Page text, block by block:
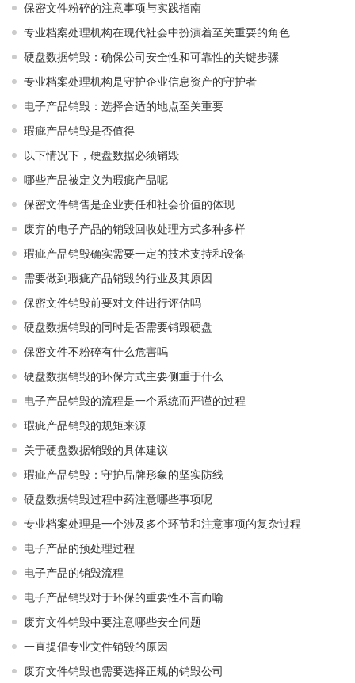
保密文件粉碎的注意事项与实践指南
专业档案处理机构在现代社会中扮演着至关重要的角色
硬盘数据销毁：确保公司安全性和可靠性的关键步骤
专业档案处理机构是守护企业信息资产的守护者
电子产品销毁：选择合适的地点至关重要
瑕疵产品销毁是否值得
以下情况下，硬盘数据必须销毁
哪些产品被定义为瑕疵产品呢
保密文件销售是企业责任和社会价值的体现
废弃的电子产品的销毁回收处理方式多种多样
瑕疵产品销毁确实需要一定的技术支持和设备
需要做到瑕疵产品销毁的行业及其原因
保密文件销毁前要对文件进行评估吗
硬盘数据销毁的同时是否需要销毁硬盘
保密文件不粉碎有什么危害吗
硬盘数据销毁的环保方式主要侧重于什么
电子产品销毁的流程是一个系统而严谨的过程
瑕疵产品销毁的规矩来源
关于硬盘数据销毁的具体建议
瑕疵产品销毁：守护品牌形象的坚实防线
硬盘数据销毁过程中药注意哪些事项呢
专业档案处理是一个涉及多个环节和注意事项的复杂过程
电子产品的预处理过程
电子产品的销毁流程
电子产品销毁对于环保的重要性不言而喻
废弃文件销毁中要注意哪些安全问题
一直提倡专业文件销毁的原因
废弃文件销毁也需要选择正规的销毁公司